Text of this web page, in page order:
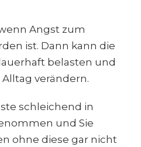
Angst zum
ist. Dann kann die
belasten und
verändern.
schleichend in
und Sie
ohne diese gar nicht